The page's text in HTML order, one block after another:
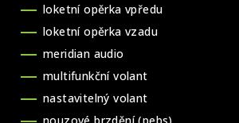
loketní opěrka vpředu
loketní opěrka vzadu
meridian audio
multifunkční volant
nastavitelný volant
nouzové brzdění (pebs)